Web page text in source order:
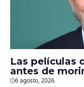
Las películas
antes de
salas
6 agosto, 2026